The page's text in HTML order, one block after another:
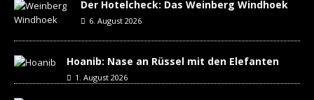
Der Hotelcheck: Das Weinberg Windhoek
6. August 2026
Hoanib: Nase an Rüssel mit den Elefanten
1. August 2026